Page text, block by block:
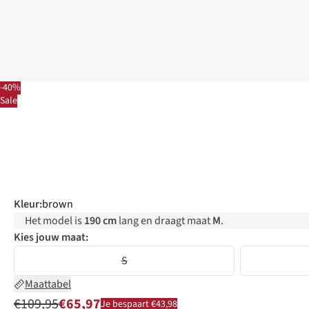
-40%
Sale
Kleur:brown
Het model is 190 cmlang en draagt maatM.
Kies jouw maat:
S
Maattabel
€109,95€65,97Je bespaart €43,98